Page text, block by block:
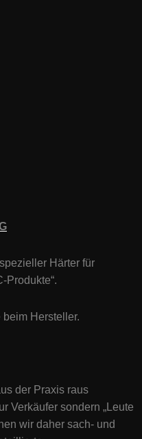
Härter für
Produkte“.
Hersteller.
der Praxis raus
Verkäufer sondern „Leute
wir daher sach- und